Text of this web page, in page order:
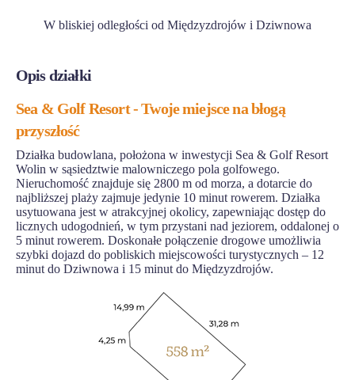
W bliskiej odległości od Międzyzdrojów i Dziwnowa
Opis działki
Sea & Golf Resort - Twoje miejsce na błogą
przyszłość
Działka budowlana, położona w inwestycji Sea & Golf Resort
Wolin w sąsiedztwie malowniczego pola golfowego.
Nieruchomość znajduje się 2800 m od morza, a dotarcie do
najbliższej plaży zajmuje jedynie 10 minut rowerem. Działka
usytuowana jest w atrakcyjnej okolicy, zapewniając dostęp do
licznych udogodnień, w tym przystani nad jeziorem, oddalonej o
5 minut rowerem. Doskonałe połączenie drogowe umożliwia
szybki dojazd do pobliskich miejscowości turystycznych – 12
minut do Dziwnowa i 15 minut do Międzyzdrojów.